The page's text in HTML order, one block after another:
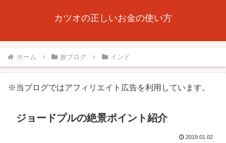
カツオの正しいお金の使い方
ホーム 旅ブログ インド
※当ブログではアフィリエイト広告を利用しています。
ジョードプルの絶景ポイント紹介
2019.01.02